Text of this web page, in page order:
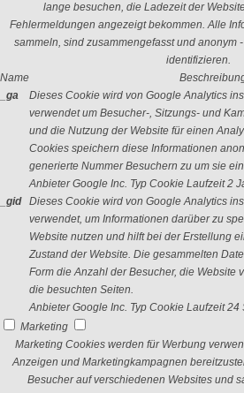
lange besuchen, die Ladezeit der
Fehlermeldungen angezeigt bekommen. Alle
sammeln, sind zusammengefasst und anonym
identifizieren.
Name
_ga
Dieses Cookie wird von Google Analytics
verwendet um Besucher-, Sitzungs- und
und die Nutzung der Website für einen
Cookies speichern diese Informationen
generierte Nummer Besuchern zu um sie
Anbieter Google Inc. Typ Cookie Laufzeit 2
_gid
Dieses Cookie wird von Google Analytics
verwendet, um Informationen darüber zu
Website nutzen und hilft bei der Erstellung
Zustand der Website. Die gesammelten
Form die Anzahl der Besucher, die Website
die besuchten Seiten.
Anbieter Google Inc. Typ Cookie Laufzeit 24
Marketing
Marketing Cookies werden für Werbung
Anzeigen und Marketingkampagnen
Besucher auf verschiedenen Websites und